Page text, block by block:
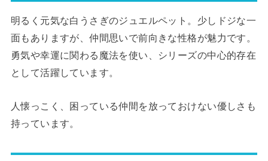
明るく元気な白うさぎのジュエルペット。少しドジな一
面もありますが、仲間思いで前向きな性格が魅力です。
勇気や幸運に関わる魔法を使い、シリーズの中心的存在
として活躍しています。
人懐っこく、困っている仲間を放っておけない優しさも
持っています。